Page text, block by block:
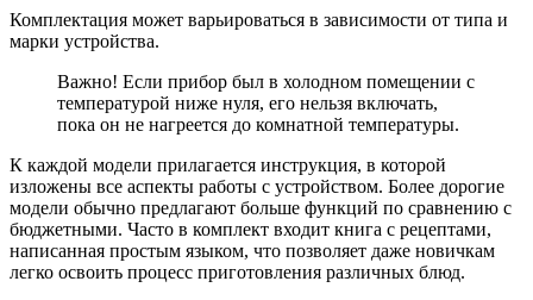
Комплектация может варьироваться в зависимости от типа и
марки устройства.
Важно! Если прибор был в холодном помещении с
температурой ниже нуля, его нельзя включать,
пока он не нагреется до комнатной температуры.
К каждой модели прилагается инструкция, в которой
изложены все аспекты работы с устройством. Более дорогие
модели обычно предлагают больше функций по сравнению с
бюджетными. Часто в комплект входит книга с рецептами,
написанная простым языком, что позволяет даже новичкам
легко освоить процесс приготовления различных блюд.